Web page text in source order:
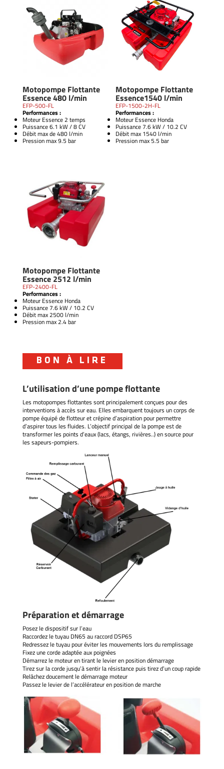
Motopompe Flottante
Essence 480 l/min
EFP-500-FL
Performances :
Moteur Essence 2 temps
Puissance 6.1 kW / 8 CV
Débit max de 480 l/min
Pression max 9.5 bar
Motopompe Flottante
Essence1540 l/min
EFP-1500-2H-FL
Performances :
Moteur Essence Honda
Puissance 7.6 kW / 10.2 CV
Débit max 1540 l/min
Pression max 5.5 bar
Motopompe Flottante
Essence 2512 l/min
EFP-2400-FL
Performances :
Moteur Essence Honda
Puissance 7.6 kW / 10.2 CV
Débit max 2500 l/min
Pression max 2.4 bar
BON À LIRE
L’utilisation d’une pompe flottante
Les motopompes flottantes sont principalement conçues pour des
interventions à accès sur eau. Elles embarquent toujours un corps de
pompe équipé de flotteur et crépine d’aspiration pour permettre
d’aspirer tous les fluides. L’objectif principal de la pompe est de
transformer les points d’eaux (lacs, étangs, rivières..) en source pour
les sapeurs-pompiers.
Préparation et démarrage
Posez le dispositif sur l’eau
Raccordez le tuyau DN65 au raccord DSP65
Redressez le tuyau pour éviter les mouvements lors du remplissage
Fixez une corde adaptée aux poignées
Démarrez le moteur en tirant le levier en position démarrage
Tirez sur la corde jusqu’à sentir la résistance puis tirez d’un coup rapide
Relâchez doucement le démarrage moteur
Passez le levier de l’accélérateur en position de marche